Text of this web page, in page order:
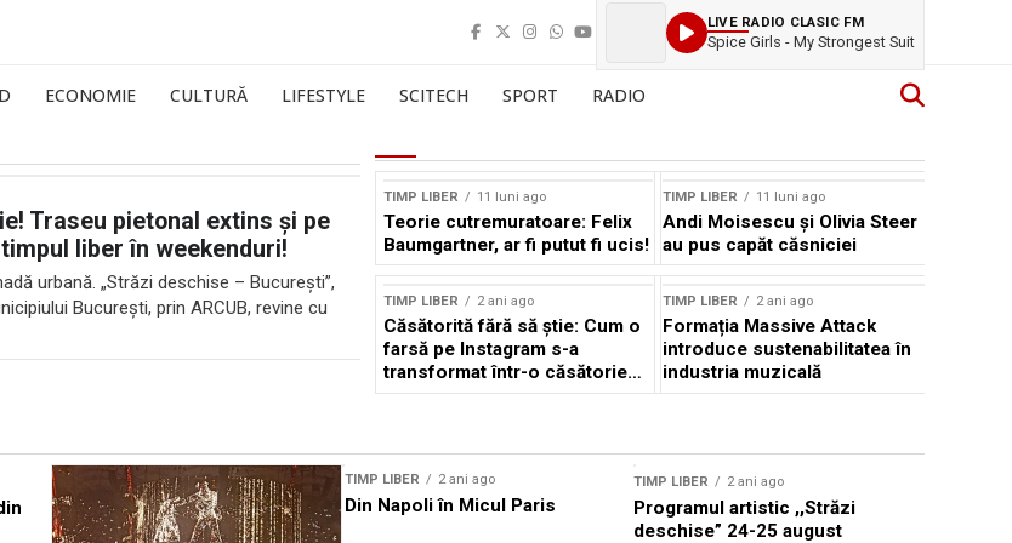
LIVE RADIO CLASIC FM
Spice Girls - My Strongest Suit
ECONOMIE CULTURĂ LIFESTYLE SCITECH SPORT RADIO
Traseu pietonal extins și pe
liber în weekenduri!
urbană. „Străzi deschise – București”,
București, prin ARCUB, revine cu
TIMP LIBER 11 luni ago
Teorie cutremuratoare: Felix
Baumgartner, ar fi putut fi ucis!
TIMP LIBER 11 luni ago
Andi Moisescu și Olivia Steer
au pus capăt căsniciei
TIMP LIBER 2 ani ago
Căsătorită fără să știe: Cum o
farsă pe Instagram s-a
transformat într-o căsătorie
reală
TIMP LIBER 2 ani ago
Formația Massive Attack
introduce sustenabilitatea în
industria muzicală
TIMP LIBER 2 ani ago
Din Napoli în Micul Paris
TIMP LIBER 2 ani ago
Programul artistic ,,Străzi
deschise” 24-25 august